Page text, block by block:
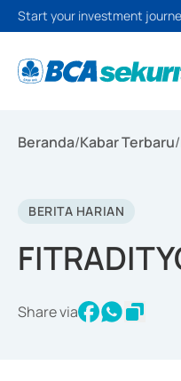
Start your investment
Beranda/Kabar Terbaru/
BERITA HARIAN
Share via